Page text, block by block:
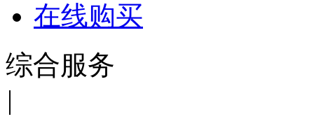
在线购买
综合服务
|